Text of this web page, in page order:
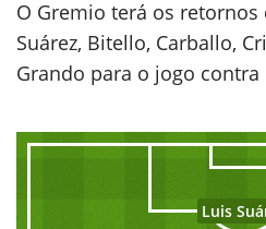
O Gremio terá os retornos
Suárez, Bitello, Carballo,
Grando para o jogo contra
Luis